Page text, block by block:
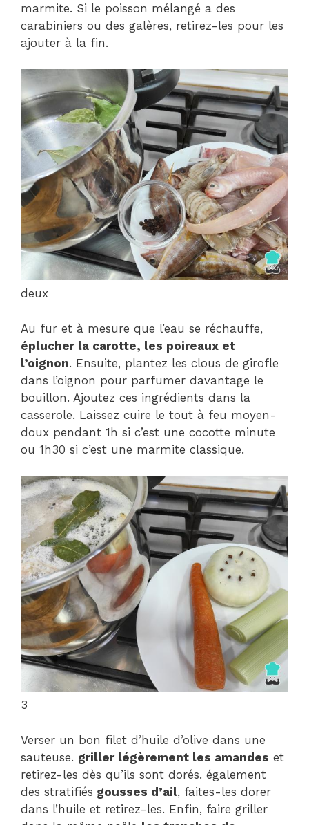
marmite. Si le poisson mélangé a des
carabiniers ou des galères, retirez-les pour les
ajouter à la fin.
deux
Au fur et à mesure que l’eau se réchauffe,
éplucher la carotte, les poireaux et
l’oignon. Ensuite, plantez les clous de girofle
dans l’oignon pour parfumer davantage le
bouillon. Ajoutez ces ingrédients dans la
casserole. Laissez cuire le tout à feu moyen-
doux pendant 1h si c’est une cocotte minute
ou 1h30 si c’est une marmite classique.
3
Verser un bon filet d’huile d’olive dans une
sauteuse. griller légèrement les amandes et
retirez-les dès qu’ils sont dorés. également
des stratifiés gousses d’ail, faites-les dorer
dans l’huile et retirez-les. Enfin, faire griller